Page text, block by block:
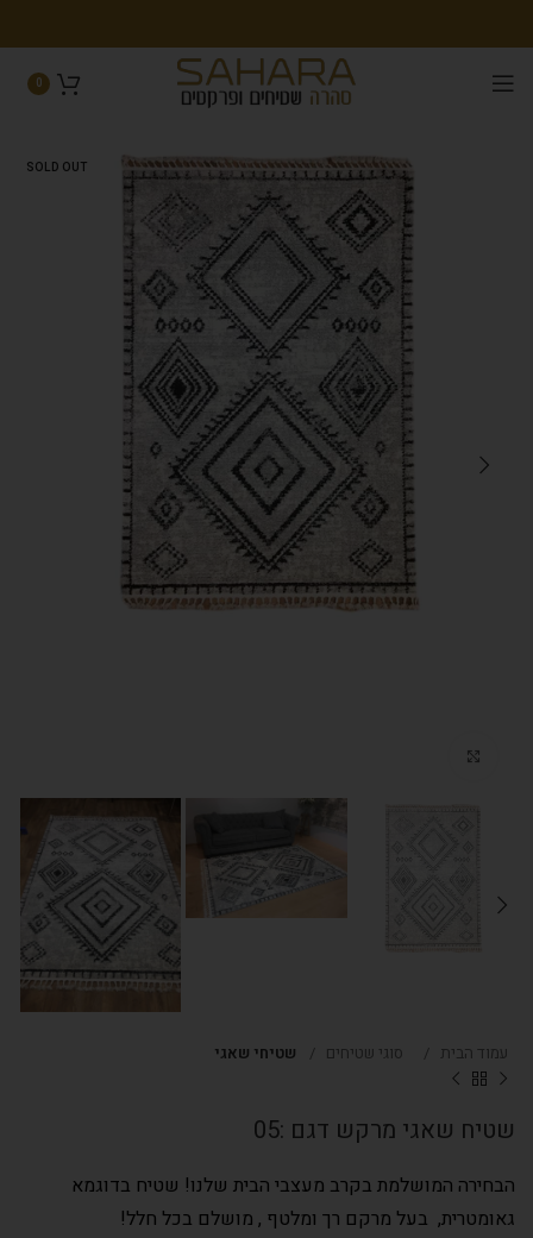
0
SOLD OUT
עמוד הבית סוגי שטיחים שטיחי שאגי
שטיח שאגי מרקש דגם :05
הבחירה המושלמת בקרב מעצבי הבית שלנו! שטיח בדוגמא
גאומטרית, בעל מרקם רך ומלטף , מושלם בכל חלל!